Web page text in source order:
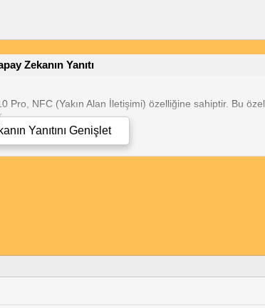
Zekanın Yanıtı
Pro, NFC (Yakın Alan İletişimi) özelliğine sahiptir. Bu
> NFC bölümüne giderek NFC özelliğini kontrol
olduğundan emin olmalısın. Ardından, NFC'yi kullanmak
NFC özellikli cihaza yaklaştırmanı isteyecektir.
bir araçtır. Yukarıdaki adımları izleyerek NFC'yi
YanıtınıGenişlet